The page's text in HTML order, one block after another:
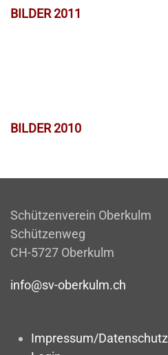
BILDER 2011
BILDER 2010
Schützenverein Oberkulm
Schützenweg
CH-5727 Oberkulm
info@sv-oberkulm.ch
Impressum/Datenschutz